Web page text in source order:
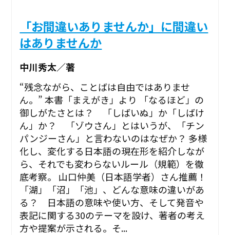
「お間違いありませんか」に間違い
はありませんか
中川秀太／著
“残念ながら、ことばは自由ではありませ
ん。” ――本書「まえがき」より 「なるほど」の
御しがたさとは？ 「しばいぬ」か「しばけ
ん」か？ 「ゾウさん」とはいうが、「チン
パンジーさん」と言わないのはなぜか？ 多様
化し、変化する日本語の現在形を紹介しなが
ら、それでも変わらないルール（規範）を徹
底考察。 山口仲美（日本語学者）さん推薦！
「湖」「沼」「池」、どんな意味の違いがあ
る？ 日本語の意味や使い方、そして発音や
表記に関する30のテーマを設け、著者の考え
方や提案が示される。そ...